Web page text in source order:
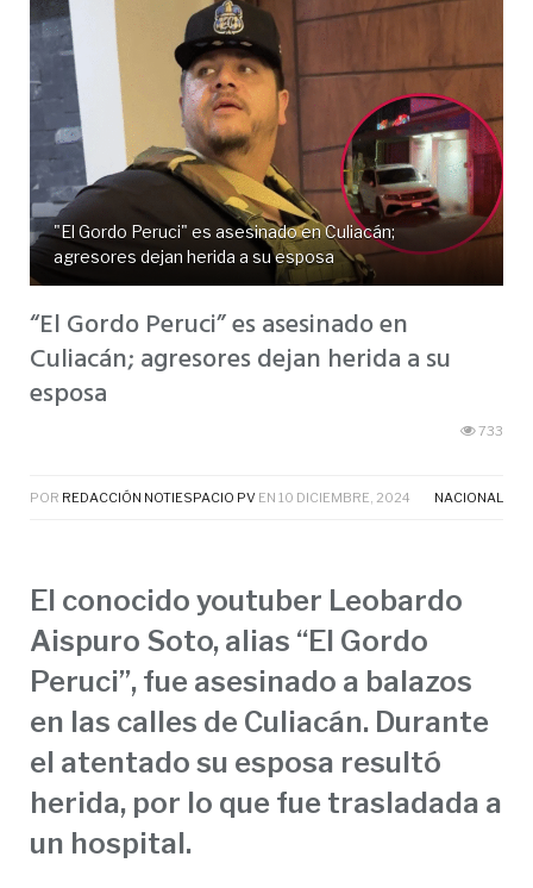
"El Gordo Peruci" es asesinado en Culiacán;
agresores dejan herida a su esposa
“El Gordo Peruci” es asesinado en
Culiacán; agresores dejan herida a su
esposa
733
POR REDACCIÓN NOTIESPACIO PV EN 10 DICIEMBRE, 2024 NACIONAL
El conocido youtuber Leobardo
Aispuro Soto, alias “El Gordo
Peruci”, fue asesinado a balazos
en las calles de Culiacán. Durante
el atentado su esposa resultó
herida, por lo que fue trasladada a
un hospital.